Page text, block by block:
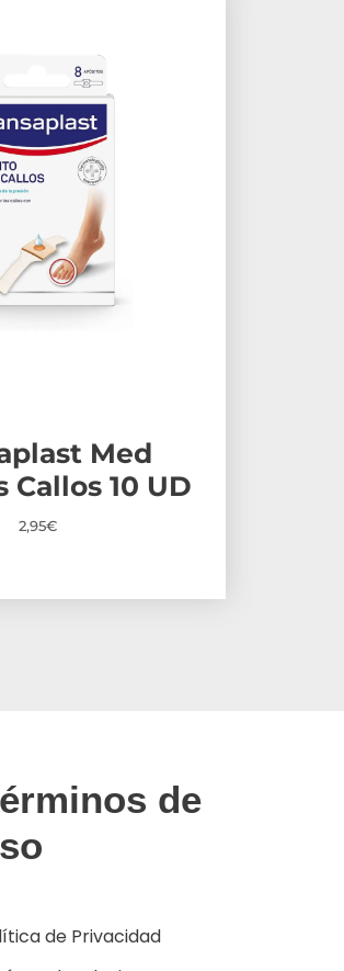
Med
Callos 10 UD
2,95€
de
de Privacidad